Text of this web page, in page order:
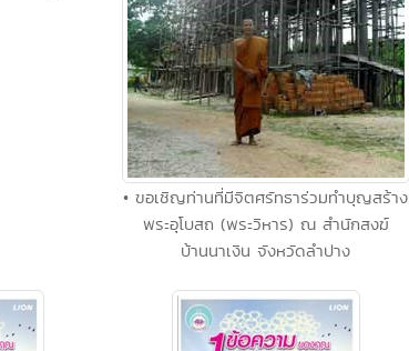
• ขอเชิญท่านที่มีจิตศรัทธาร่วมทำบุญสร้าง
พระอุโบสถ (พระวิหาร) ณ สำนักสงฆ์
บ้านนาเงิน จังหวัดลำปาง